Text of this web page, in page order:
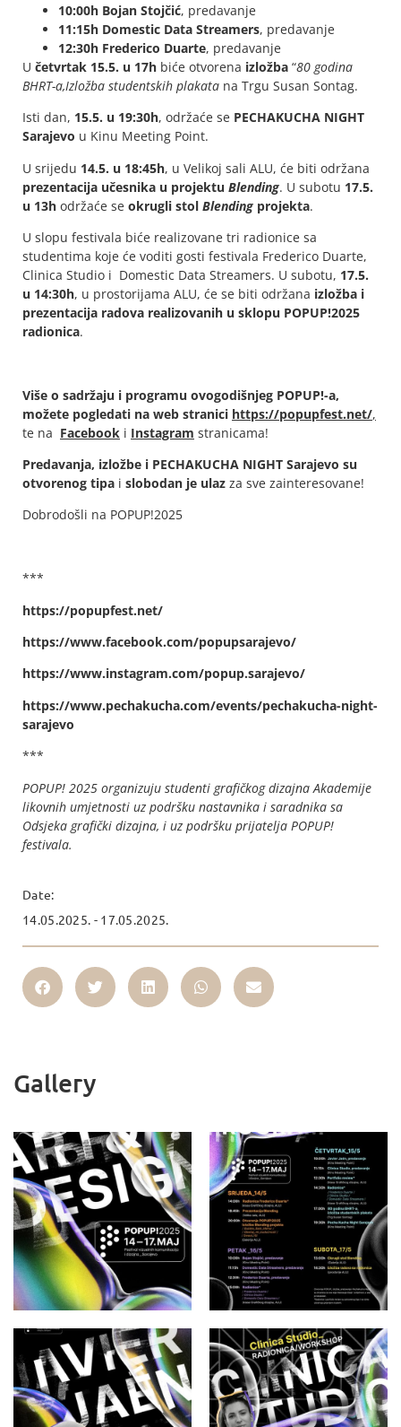
10:00h Bojan Stojčić, predavanje
11:15h Domestic Data Streamers, predavanje
12:30h Frederico Duarte, predavanje
U četvrtak 15.5. u 17h biće otvorena izložba “80 godina
BHRT-a,Izložba studentskih plakata na Trgu Susan Sontag.
Isti dan, 15.5. u 19:30h, održaće se PECHAKUCHA NIGHT
Sarajevo u Kinu Meeting Point.
U srijedu 14.5. u 18:45h, u Velikoj sali ALU, će biti održana
prezentacija učesnika u projektu Blending. U subotu 17.5.
u 13h održaće se okrugli stol Blending projekta.
U slopu festivala biće realizovane tri radionice sa
studentima koje će voditi gosti festivala Frederico Duarte,
Clinica Studio i Domestic Data Streamers. U subotu, 17.5.
u 14:30h, u prostorijama ALU, će se biti održana izložba i
prezentacija radova realizovanih u sklopu POPUP!2025
radionica.
Više o sadržaju i programu ovogodišnjeg POPUP!-a,
možete pogledati na web stranici https://popupfest.net/,
te na Facebook i Instagram stranicama!
Predavanja, izložbe i PECHAKUCHA NIGHT Sarajevo su
otvorenog tipa i slobodan je ulaz za sve zainteresovane!
Dobrodošli na POPUP!2025
***
https://popupfest.net/
https://www.facebook.com/popupsarajevo/
https://www.instagram.com/popup.sarajevo/
https://www.pechakucha.com/events/pechakucha-night-
sarajevo
***
POPUP! 2025 organizuju studenti grafičkog dizajna Akademije
likovnih umjetnosti uz podršku nastavnika i saradnika sa
Odsjeka grafički dizajna, i uz podršku prijatelja POPUP!
festivala.
Date:
14.05.2025. - 17.05.2025.
Gallery